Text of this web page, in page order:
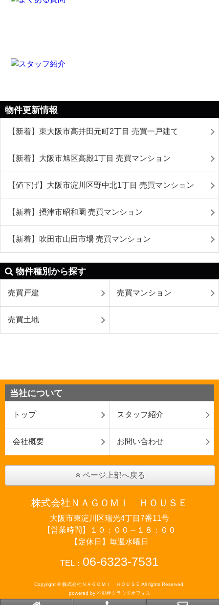
物件更新情報
【新着】東大阪市高井田元町2丁目 売買一戸建て
【新着】大阪市旭区高殿1丁目 売買マンション
【値下げ】大阪市淀川区野中北1丁目 売買マンション
【新着】摂津市昭和園 売買マンション
【新着】吹田市山田市場 売買マンション
物件種別から探す
売買戸建 売買マンション
売買土地
当社について
トップ スタッフ紹介
会社概要 お問い合わせ
ページ上部へ戻る
株式会社ＮＡＧＯＭＩ ＨＯＵＳＥ
大阪市東淀川区瑞光4丁目7番11号
【営業時間】１０：００～１８：００
【定休日】毎週水曜日
TEL： 06-6323-7531
Copyright © 株式会社ＮＡＧＯＭＩ ＨＯＵＳＥ All rights Reserved.
powered by 不動産クラウドオフィス